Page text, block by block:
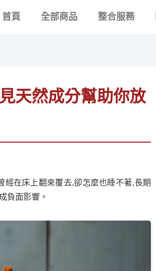
首頁 全部商品 整合服務
天然成分幫助你放
經在床上翻來覆去,卻怎麼也睡不著,長期
負面影響。